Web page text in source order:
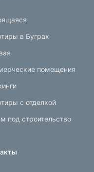
в Буграх
помещения
с отделкой
под строительство